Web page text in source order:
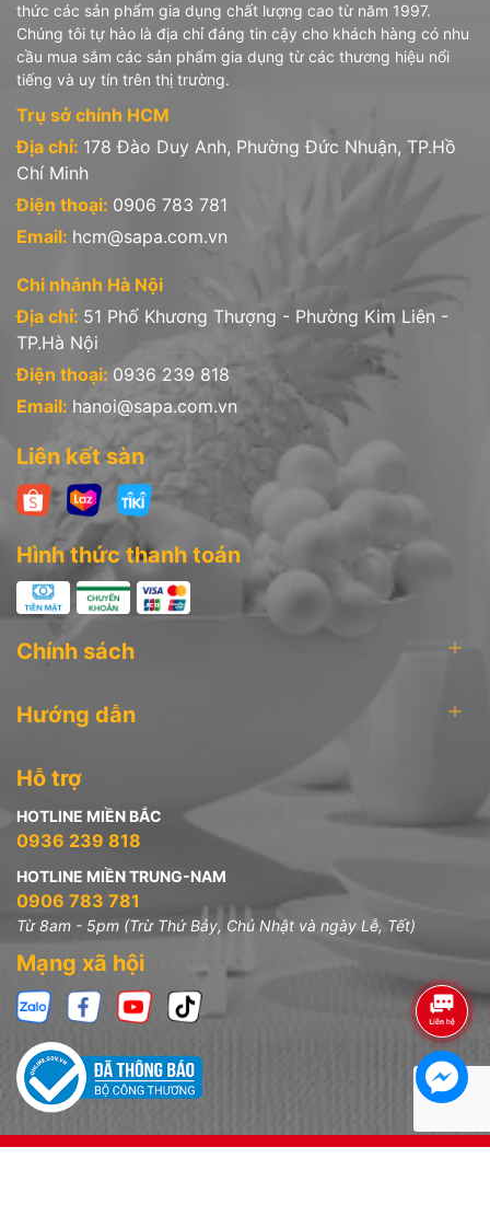
thức các sản phẩm gia dụng chất lượng cao từ năm 1997.
Chúng tôi tự hào là địa chỉ đáng tin cậy cho khách hàng có nhu
cầu mua sắm các sản phẩm gia dụng từ các thương hiệu nổi
tiếng và uy tín trên thị trường.
Trụ sở chính HCM
Địa chỉ: 178 Đào Duy Anh, Phường Đức Nhuận, TP.Hồ
Chí Minh
Điện thoại: 0906 783 781
Email: hcm@sapa.com.vn
Chi nhánh Hà Nội
Địa chỉ: 51 Phố Khương Thượng - Phường Kim Liên -
TP.Hà Nội
Điện thoại: 0936 239 818
Email: hanoi@sapa.com.vn
Liên kết sàn
Hình thức thanh toán
Chính sách
Hướng dẫn
Hỗ trợ
HOTLINE MIỀN BẮC
0936 239 818
HOTLINE MIỀN TRUNG-NAM
0906 783 781
Từ 8am - 5pm (Trừ Thứ Bảy, Chủ Nhật và ngày Lễ, Tết)
Mạng xã hội